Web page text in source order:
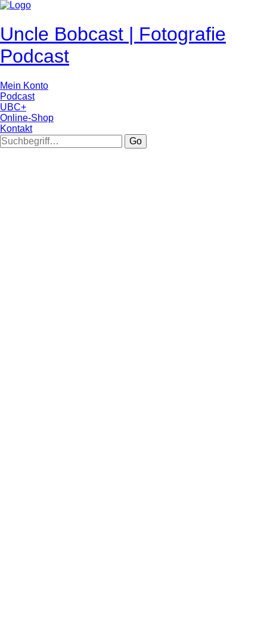
Uncle Bobcast | Fotografie
Podcast
Mein Konto
Podcast
UBC+
Online-Shop
Kontakt
Go